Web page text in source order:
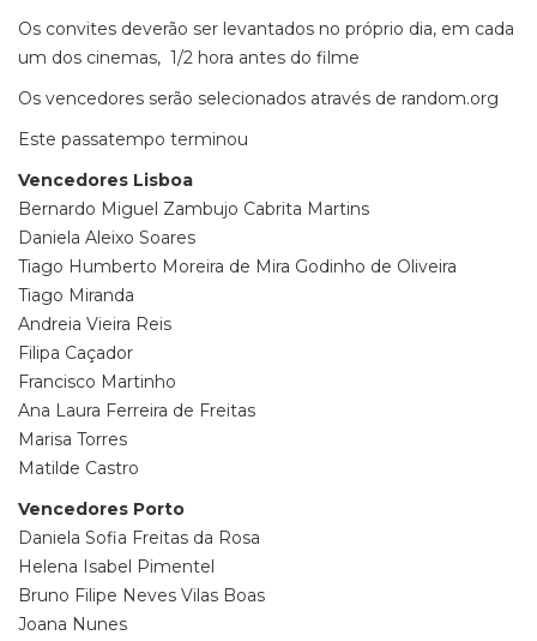
Os convites deverão ser levantados no próprio dia, em cada
um dos cinemas, 1/2 hora antes do filme
Os vencedores serão selecionados através de random.org
Este passatempo terminou
Vencedores Lisboa
Bernardo Miguel Zambujo Cabrita Martins
Daniela Aleixo Soares
Tiago Humberto Moreira de Mira Godinho de Oliveira
Tiago Miranda
Andreia Vieira Reis
Filipa Caçador
Francisco Martinho
Ana Laura Ferreira de Freitas
Marisa Torres
Matilde Castro
Vencedores Porto
Daniela Sofia Freitas da Rosa
Helena Isabel Pimentel
Bruno Filipe Neves Vilas Boas
Joana Nunes